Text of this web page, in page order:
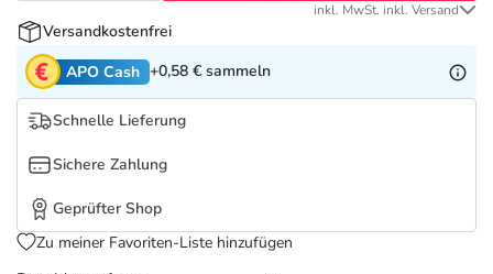
Tierapotheke
Vitamine & Mineralstoffe
Marken
Salus Deals
inkl. MwSt. inkl. Versand
Versandkostenfrei
APO Cash +0,58 € sammeln
Schnelle Lieferung
Sichere Zahlung
Geprüfter Shop
Zu meiner Favoriten-Liste hinzufügen